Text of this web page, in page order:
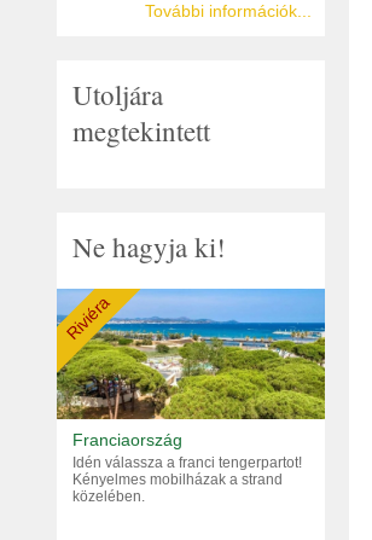
További információk...
Utoljára
megtekintett
Ne hagyja ki!
Riviéra
Franciaország
Idén válassza a franci tengerpartot!
Kényelmes mobilházak a strand
közelében.